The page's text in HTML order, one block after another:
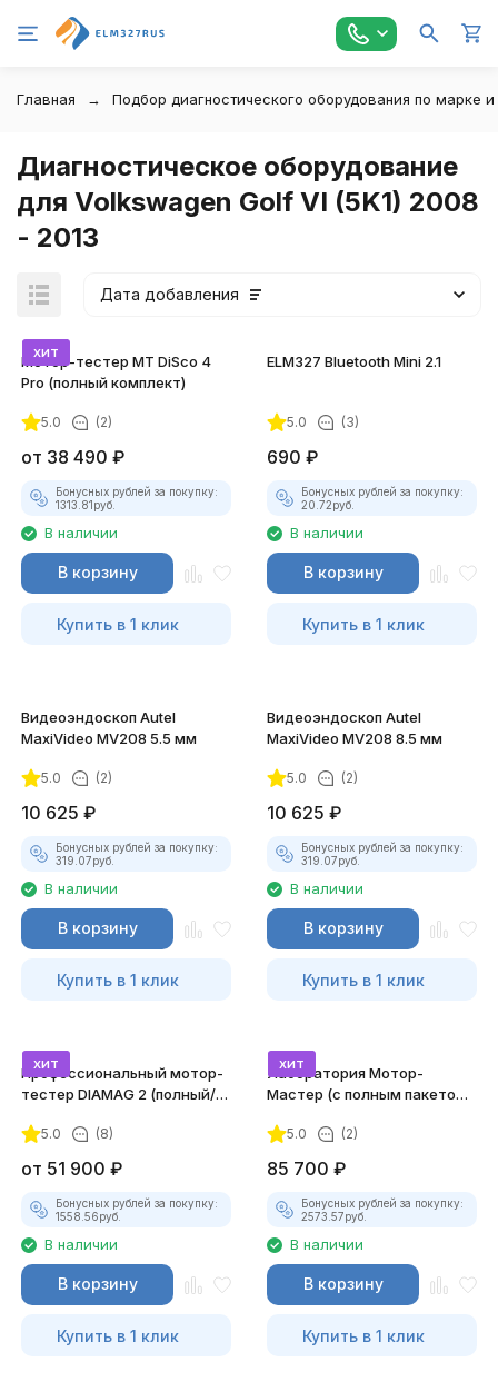
Главная Подбор диагностического оборудования по марке
Диагностическое оборудование
для Volkswagen Golf VI (5K1) 2008
- 2013
Дата добавления
хит
Мотор-тестер MT DiSco 4
Pro (полный комплект)
5.0 (2)
от 38 490 ₽
Бонусных рублей за покупку:
1313.81руб.
В наличии
В корзину
Купить в 1 клик
ELM327 Bluetooth Mini 2.1
5.0 (3)
690 ₽
Бонусных рублей за покупку:
20.72руб.
В наличии
В корзину
Купить в 1 клик
Видеоэндоскоп Autel
MaxiVideo MV208 5.5 мм
5.0 (2)
10 625 ₽
Бонусных рублей за покупку:
319.07руб.
В наличии
В корзину
Купить в 1 клик
Видеоэндоскоп Autel
MaxiVideo MV208 8.5 мм
5.0 (2)
10 625 ₽
Бонусных рублей за покупку:
319.07руб.
В наличии
В корзину
Купить в 1 клик
хит
Профессиональный мотор-
тестер DIAMAG 2 (полный/
5.0 (8)
от 51 900 ₽
Бонусных рублей за покупку:
1558.56руб.
В наличии
В корзину
Купить в 1 клик
хит
Лаборатория Мотор-
Мастер (с полным пакетом
5.0 (2)
85 700 ₽
Бонусных рублей за покупку:
2573.57руб.
В наличии
В корзину
Купить в 1 клик